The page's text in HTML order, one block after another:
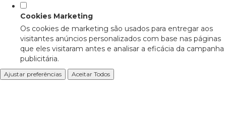
Cookies Marketing
Os cookies de marketing são usados para entregar aos
visitantes anúncios personalizados com base nas páginas
que eles visitaram antes e analisar a eficácia da campanha
publicitária.
Ajustar preferências Aceitar Todos